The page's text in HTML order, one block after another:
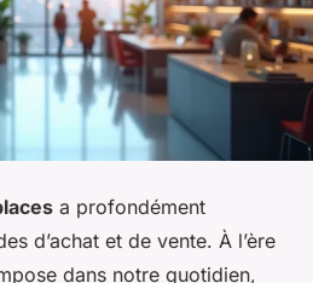
a profondément
d’achat et de vente. À l’ère
dans notre quotidien,